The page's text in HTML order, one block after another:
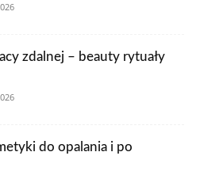
zdalnej – beauty rytuały
do opalania i po